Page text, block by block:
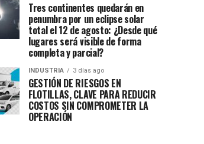
Tres continentes quedarán en
penumbra por un eclipse solar
total el 12 de agosto: ¿Desde qué
lugares será visible de forma
completa y parcial?
INDUSTRIA 3 días ago
GESTIÓN DE RIESGOS EN
FLOTILLAS, CLAVE PARA REDUCIR
COSTOS SIN COMPROMETER LA
OPERACIÓN